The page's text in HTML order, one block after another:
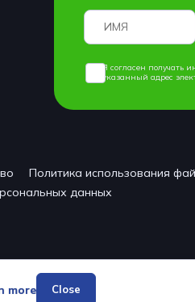
more Close
Я согласен получать
указанный адрес
Политика использования
данных